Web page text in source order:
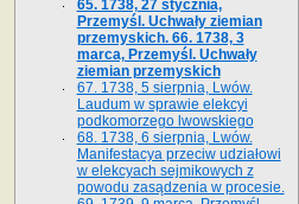
65. 1738, 27 stycznia,
Przemyśl. Uchwały ziemian
przemyskich­­. 66. 1738, 3
marca, Przemyśl. Uchwały
ziemian przemyskich­
67. 1738, 5 sierpnia, Lwów.
Laudum w sprawie elekcyi
podkomorzego lwowskiego
68. 1738, 6 sierpnia, Lwów.
Manifestacya przeciw udziałowi
w elekcyach sejmikowych z
powodu zasądzenia w procesie.